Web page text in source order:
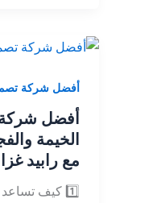
أفضل شركة
أفضل
الخيمة
مع رابيد
1️⃣ كيف